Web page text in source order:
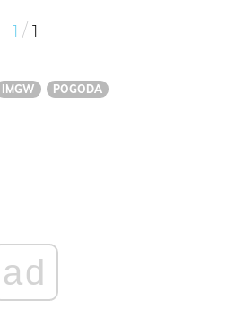
1 / 1
IMGW POGODA
ad